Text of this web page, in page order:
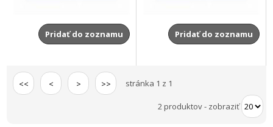
Pridať do zoznamu Pridať do zoznamu
<< < > >> stránka 1 z 1
2 produktov- zobraziť